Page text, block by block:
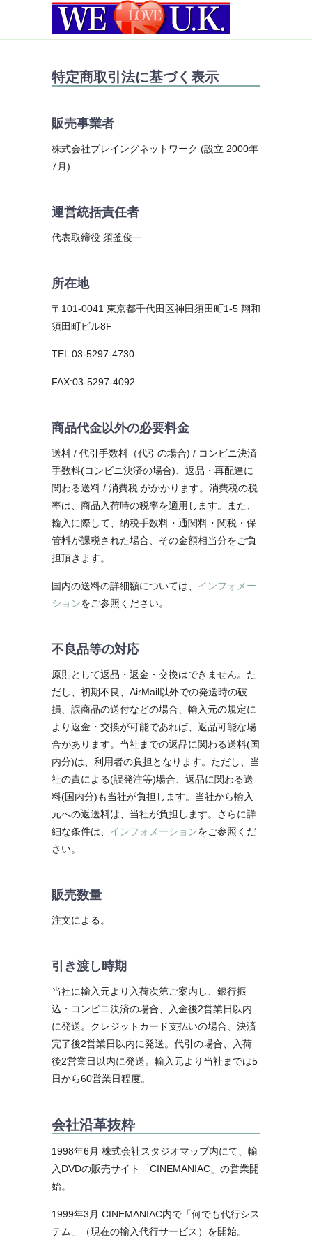
特定商取引法に基づく表示
販売事業者
株式会社プレイングネットワーク (設立 2000年
7月)
運営統括責任者
代表取締役 須釜俊一
所在地
〒101-0041 東京都千代田区神田須田町1-5 翔和
須田町ビル8F
TEL 03-5297-4730
FAX:03-5297-4092
商品代金以外の必要料金
送料 / 代引手数料（代引の場合) / コンビニ決済
手数料(コンビニ決済の場合)、返品・再配達に
関わる送料 / 消費税 がかかります。消費税の税
率は、商品入荷時の税率を適用します。また、
輸入に際して、納税手数料・通関料・関税・保
管料が課税された場合、その金額相当分をご負
担頂きます。
国内の送料の詳細額については、 インフォメー
ションをご参照ください。
不良品等の対応
原則として返品・返金・交換はできません。た
だし、初期不良、AirMail以外での発送時の破
損、誤商品の送付などの場合、輸入元の規定に
より返金・交換が可能であれば、返品可能な場
合があります。当社までの返品に関わる送料(国
内分)は、利用者の負担となります。ただし、当
社の責による(誤発注等)場合、返品に関わる送
料(国内分)も当社が負担します。当社から輸入
元への返送料は、当社が負担します。さらに詳
細な条件は、 インフォメーションをご参照くだ
さい。
販売数量
注文による。
引き渡し時期
当社に輸入元より入荷次第ご案内し、銀行振
込・コンビニ決済の場合、入金後2営業日以内
に発送。クレジットカード支払いの場合、決済
完了後2営業日以内に発送。代引の場合、入荷
後2営業日以内に発送。輸入元より当社までは5
日から60営業日程度。
会社沿革抜粋
1998年6月 株式会社スタジオマップ内にて、輸
入DVDの販売サイト「CINEMANIAC」の営業開
始。
1999年3月 CINEMANIAC内で「何でも代行シス
テム」（現在の輸入代行サービス）を開始。